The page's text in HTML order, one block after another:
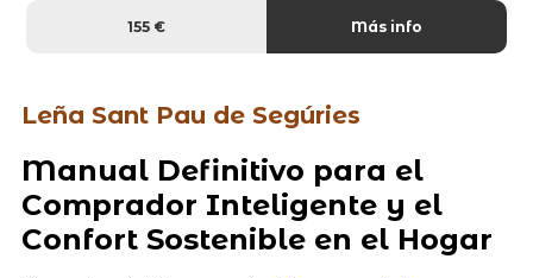
155 € Más info
Leña Sant Pau de Segúries
Manual Definitivo para el
Comprador Inteligente y el
Confort Sostenible en el Hogar